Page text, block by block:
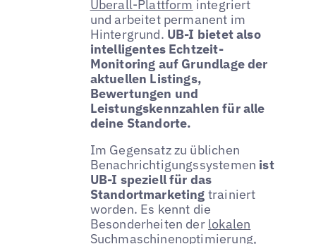
Uberall-Plattform integriert
und arbeitet permanent im
Hintergrund. UB-I bietet also
intelligentes Echtzeit-
Monitoring auf Grundlage der
aktuellen Listings,
Bewertungen und
Leistungskennzahlen für alle
deine Standorte.
Im Gegensatz zu üblichen
Benachrichtigungssystemen ist
UB-I speziell für das
Standortmarketing trainiert
worden. Es kennt die
Besonderheiten der lokalen
Suchmaschinenoptimierung,